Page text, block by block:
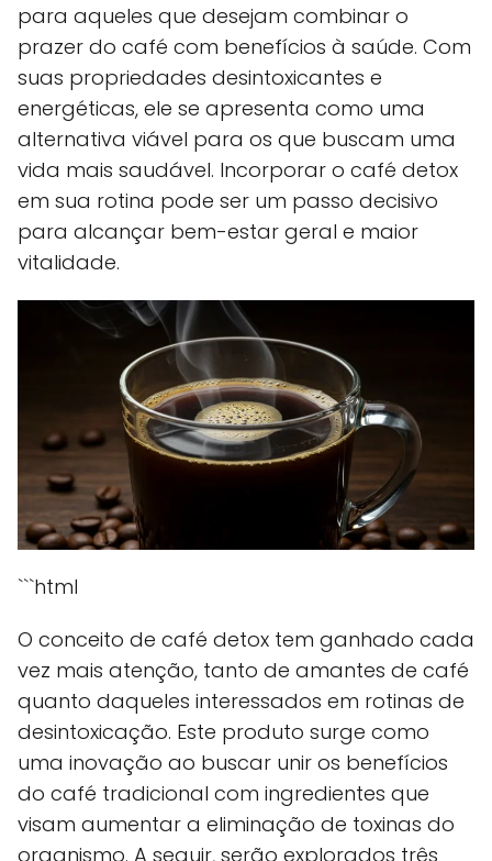
para aqueles que desejam combinar o
prazer do café com benefícios à saúde. Com
suas propriedades desintoxicantes e
energéticas, ele se apresenta como uma
alternativa viável para os que buscam uma
vida mais saudável. Incorporar o café detox
em sua rotina pode ser um passo decisivo
para alcançar bem-estar geral e maior
vitalidade.
```html
O conceito de café detox tem ganhado cada
vez mais atenção, tanto de amantes de café
quanto daqueles interessados em rotinas de
desintoxicação. Este produto surge como
uma inovação ao buscar unir os benefícios
do café tradicional com ingredientes que
visam aumentar a eliminação de toxinas do
organismo. A seguir, serão explorados três